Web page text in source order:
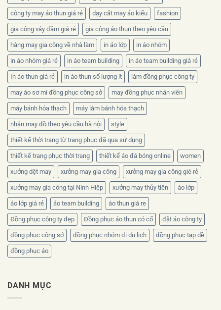
công ty may áo thun giá rẻ dạy cắt may áo kiểu fashion
gia công váy đầm giá rẻ gia công áo thun theo yêu cầu
hàng may gia công về nhà làm in áo lớp in áo nhóm
in áo nhóm giá rẻ in áo team building in áo team building giá rẻ
In áo thun giá rẻ in áo thun số lượng ít làm đồng phục công ty
may áo sơ mi đồng phục công sở may đồng phục nhân viên
máy bánh hóa thạch máy làm bánh hóa thạch
nhận may đồ theo yêu cầu hà nội style
thiết kế thời trang từ trang phục đã qua sử dụng
thiết kế trang phục thời trang thiết kế áo đá bóng online women
xưởng dệt may xưởng may gia công xưởng may gia công gié rẻ
xưởng may gia công tại Ninh Hiệp xưởng may thủy tiên áo lớp
áo lớp giá rẻ áo team building áo thun giá re
Đồng phục công ty đẹp Đồng phục áo thun có cổ đặt áo công ty
đồng phục công sở đồng phục nhóm đi du lịch đồng phục tạp dề
đồng phục áo
DANH MỤC